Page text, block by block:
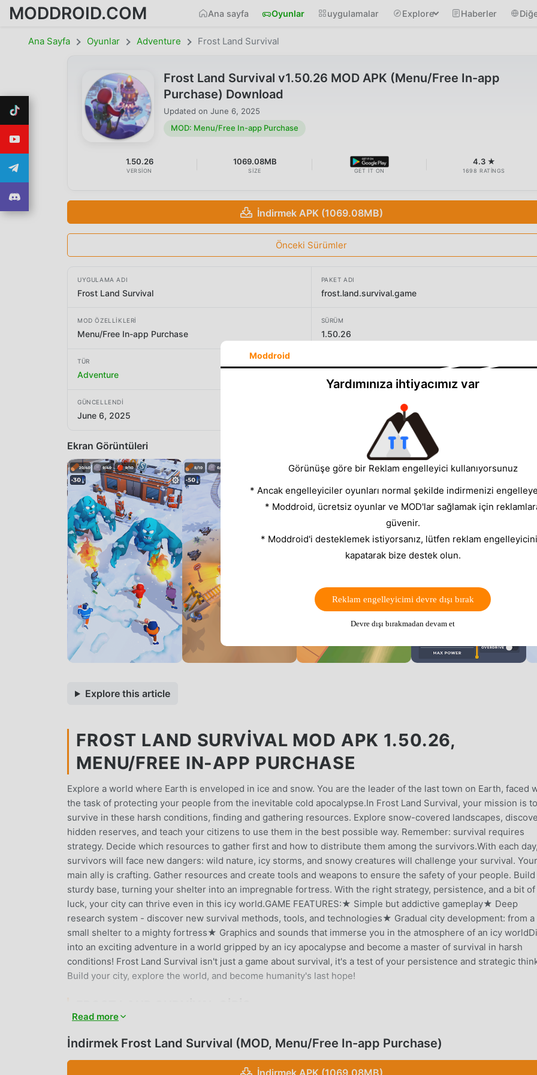
MODDROID.COM Ana sayfa Oyunlar uygulamalar Explore Haberler
Ana Sayfa Oyunlar Adventure Frost Land Survival
Frost Land Survival v1.50.26 MOD APK (Menu/Free In-app
Purchase) Download
Updated on June 6, 2025
MOD: Menu/Free In-app Purchase
1.50.26
VERSION
1069.08MB
SIZE GET IT ON
4.3 ★
1698 RATINGS
İndirmek APK (1069.08MB)
Önceki Sürümler
UYGULAMA ADI
Frost Land Survival
PAKET ADI
frost.land.survival.game
MOD ÖZELLIKLERI
Menu/Free In-app Purchase
SÜRÜM
1.50.26
TÜR
Adventure
GÜNCELLENDI
June 6, 2025
Ekran Görüntüleri
Explore this article
FROST LAND SURVIVAL MOD APK 1.50.26,
MENU/FREE IN-APP PURCHASE
Explore a world where Earth is enveloped in ice and snow. You are the leader of the last town on Earth, faced
the task of protecting your people from the inevitable cold apocalypse.In Frost Land Survival, your mission is to
survive in these harsh conditions, finding and gathering resources. Explore snow-covered landscapes,
hidden reserves, and teach your citizens to use them in the best possible way. Remember: survival requires
strategy. Decide which resources to gather first and how to distribute them among the survivors.With each day,
survivors will face new dangers: wild nature, icy storms, and snowy creatures will challenge your survival. Your
main ally is crafting. Gather resources and create tools and weapons to ensure the safety of your people. Build
sturdy base, turning your shelter into an impregnable fortress. With the right strategy, persistence, and a bit of
luck, your city can thrive even in this icy world.GAME FEATURES:★ Simple but addictive gameplay★ Deep
research system - discover new survival methods, tools, and technologies★ Gradual city development: from a
small shelter to a mighty fortress★ Graphics and sounds that immerse you in the atmosphere of an icy
into an exciting adventure in a world gripped by an icy apocalypse and become a master of survival in harsh
conditions! Frost Land Survival isn't just a game about survival, it's a test of your persistence and strategic
Build your city, explore the world, and become humanity's last hope!
seven birçok hayran kazandı. Dünyanın en büyük mod apk ücretsiz oyun indirme sitesi olan bu oyunu indirmek
ücretsiz olarak sunmakla kalmaz, aynı zamanda Menu/Free In-app Purchasemodunu ücretsiz olarak sağlar,
Read more
İndirmek Frost Land Survival (MOD, Menu/Free In-app Purchase)
İndirmek APK (1069.08MB)
Moddroid
Yardımınıza ihtiyacımız var
Görünüşe göre bir Reklam engelleyici kullanıyorsunuz
* Ancak engelleyiciler oyunları normal şekilde indirmenizi
* Moddroid, ücretsiz oyunlar ve MOD'lar sağlamak için
güvenir.
* Moddroid'i desteklemek istiyorsanız, lütfen reklam
kapatarak bize destek olun.
Reklam engelleyicimi devre dışı bırak
Devre dışı bırakmadan devam et